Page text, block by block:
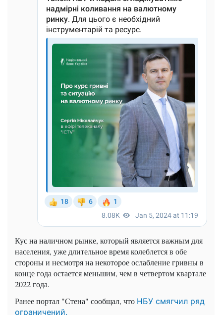
Кус на наличном рынке, который является важным для
населения, уже длительное время колеблется в обе
стороны и несмотря на некоторое ослабление гривны в
конце года остается меньшим, чем в четвертом квартале
2022 года.
Ранее портал "Стена" сообщал, что НБУ смягчил ряд
ограничений.